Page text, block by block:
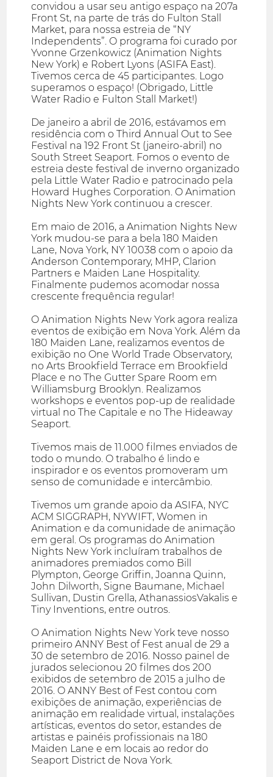
convidou a usar seu antigo espaço na 207a
Front St, na parte de trás do Fulton Stall
Market, para nossa estreia de “NY
Independents”. O programa foi curado por
Yvonne Grzenkowicz (Animation Nights
New York) e Robert Lyons (ASIFA East).
Tivemos cerca de 45 participantes. Logo
superamos o espaço! (Obrigado, Little
Water Radio e Fulton Stall Market!)
De janeiro a abril de 2016, estávamos em
residência com o Third Annual Out to See
Festival na 192 Front St (janeiro-abril) no
South Street Seaport. Fomos o evento de
estreia deste festival de inverno organizado
pela Little Water Radio e patrocinado pela
Howard Hughes Corporation. O Animation
Nights New York continuou a crescer.
Em maio de 2016, a Animation Nights New
York mudou-se para a bela 180 Maiden
Lane, Nova York, NY 10038 com o apoio da
Anderson Contemporary, MHP, Clarion
Partners e Maiden Lane Hospitality.
Finalmente pudemos acomodar nossa
crescente frequência regular!
O Animation Nights New York agora realiza
eventos de exibição em Nova York. Além da
180 Maiden Lane, realizamos eventos de
exibição no One World Trade Observatory,
no Arts Brookfield Terrace em Brookfield
Place e no The Gutter Spare Room em
Williamsburg Brooklyn. Realizamos
workshops e eventos pop-up de realidade
virtual no The Capitale e no The Hideaway
Seaport.
Tivemos mais de 11.000 filmes enviados de
todo o mundo. O trabalho é lindo e
inspirador e os eventos promoveram um
senso de comunidade e intercâmbio.
Tivemos um grande apoio da ASIFA, NYC
ACM SIGGRAPH, NYWIFT, Women in
Animation e da comunidade de animação
em geral. Os programas do Animation
Nights New York incluíram trabalhos de
animadores premiados como Bill
Plympton, George Griffin, Joanna Quinn,
John Dilworth, Signe Baumane, Michael
Sullivan, Dustin Grella, AthanassiosVakalis e
Tiny Inventions, entre outros.
O Animation Nights New York teve nosso
primeiro ANNY Best of Fest anual de 29 a
30 de setembro de 2016. Nosso painel de
jurados selecionou 20 filmes dos 200
exibidos de setembro de 2015 a julho de
2016. O ANNY Best of Fest contou com
exibições de animação, experiências de
animação em realidade virtual, instalações
artísticas, eventos do setor, estandes de
artistas e painéis profissionais na 180
Maiden Lane e em locais ao redor do
Seaport District de Nova York.